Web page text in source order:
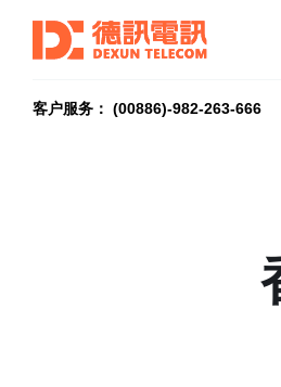
客户服务： (00886)-982-263-666